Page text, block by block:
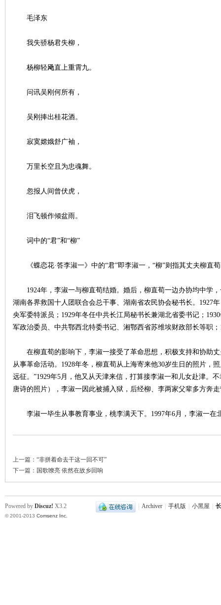
下
毛泽东
我失骄杨君失柳，
杨柳轻飏直上重霄九。
问讯吴刚何所有，
吴刚捧出桂花酒。
寂寞嫦娥舒广袖，
万里长空且为忠魂舞。
忽报人间曾伏虎，
泪飞顿作倾盆雨。
词中的“君”和“柳”
《蝶恋花·答李淑一》中的“君”即李淑一，“柳”则指其丈夫柳直
1924年，李淑一与柳直荀结婚。婚后，柳直荀一边办协均中学，
湖南各界救国十人团联合会总干事、湖南省农民协会秘书长。1927
央军委特派员；1929年冬任中共长江局秘书长兼湖北省委书记；
军政治委员、中共鄂西北特委书记、湘鄂西省苏维埃财政部长等职
在柳直荀的影响下，李淑一接受了革命思想，积极支持和协助丈
从事革命活动。1928年冬，柳直荀从上海寄来他30岁生日的照片，
远征。”1929年5月，他又从天津来信，打算接李淑一和儿女赴津。
唐诗的照片），李淑一因此被捕入狱，后经柳、李两家父辈多方奔
李淑一毕生从事教育事业，桃李满天下。1997年6月，李淑一在
上一篇： “非拼着命去干这一回不可”
下一篇： 国歌嘹亮 依然在故乡回响
Archiver 手机版 小黑屋
Powered by Discuz! X3.2
© 2001-2013 Comsenz Inc.